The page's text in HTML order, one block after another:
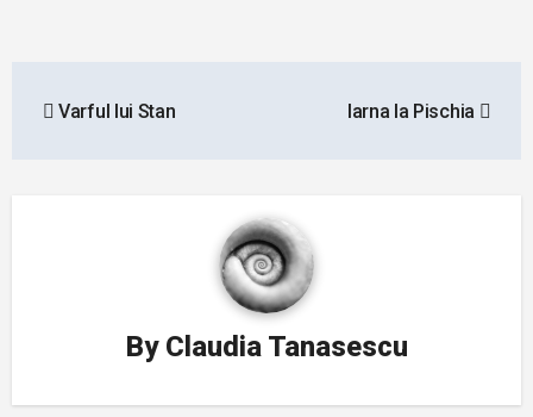
navigation
Varful lui Stan Iarna la Pischia
By Claudia Tanasescu